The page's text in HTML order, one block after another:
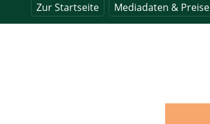
Zur Startseite Mediadaten & Preise